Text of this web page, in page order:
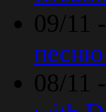
09/11 -
песню
08/11 -